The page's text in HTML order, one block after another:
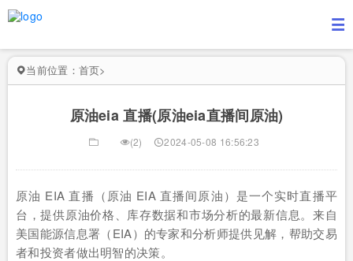
当前位置： 首页>
原油eia 直播(原油eia直播间原油)
(2) 2024-05-08 16:56:23
原油 EIA 直播（原油 EIA 直播间原油）是一个实时直播平
台，提供原油价格、库存数据和市场分析的最新信息。来自
美国能源信息署（EIA）的专家和分析师提供见解，帮助交易
者和投资者做出明智的决策。